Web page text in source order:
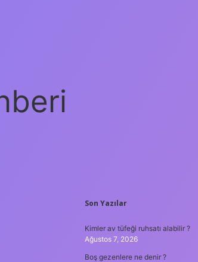
SIDEBAR
Son Yazılar
Kimler av tüfeği ruhsatı alabilir ?
Ağustos 7, 2026
Boş gezenlere ne denir ?